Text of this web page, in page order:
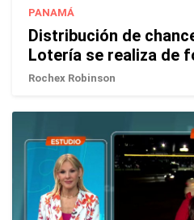
PANAMÁ
Distribución de
Lotería se realiza de
Rochex Robinson